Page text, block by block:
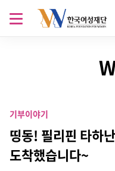
Skip to content
메뉴 열기
기부이야기
띵동! 필리핀 타하
도착했습니다~